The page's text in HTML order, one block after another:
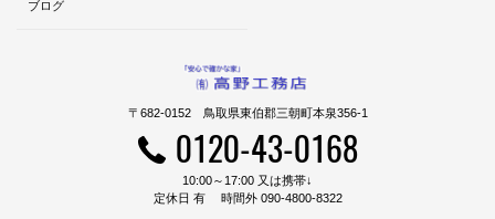
ブログ
〒682-0152 鳥取県東伯郡三朝町本泉356-1
0120-43-0168
10:00～17:00 又は携帯↓
定休日 有 時間外 090-4800-8322